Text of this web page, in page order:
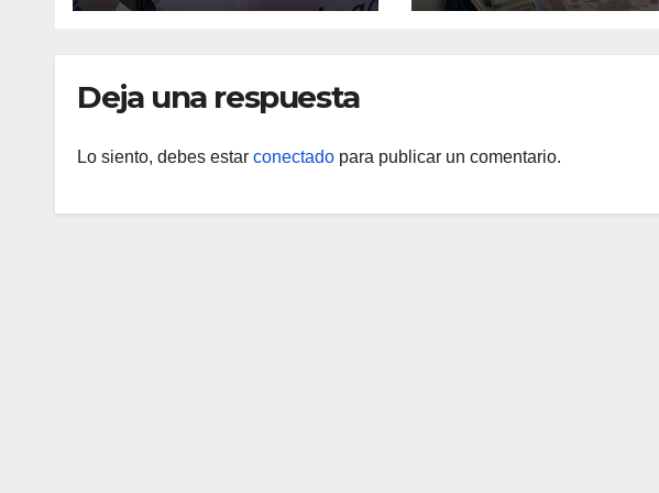
epidemiológica
médica integral en
Deja una respuesta
Lo siento, debes estar conectado para publicar un comentario.